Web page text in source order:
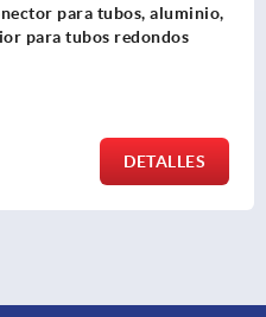
Conectores para tubo, pieza de
dentado exterior
PVPS desde
más gastos de envío